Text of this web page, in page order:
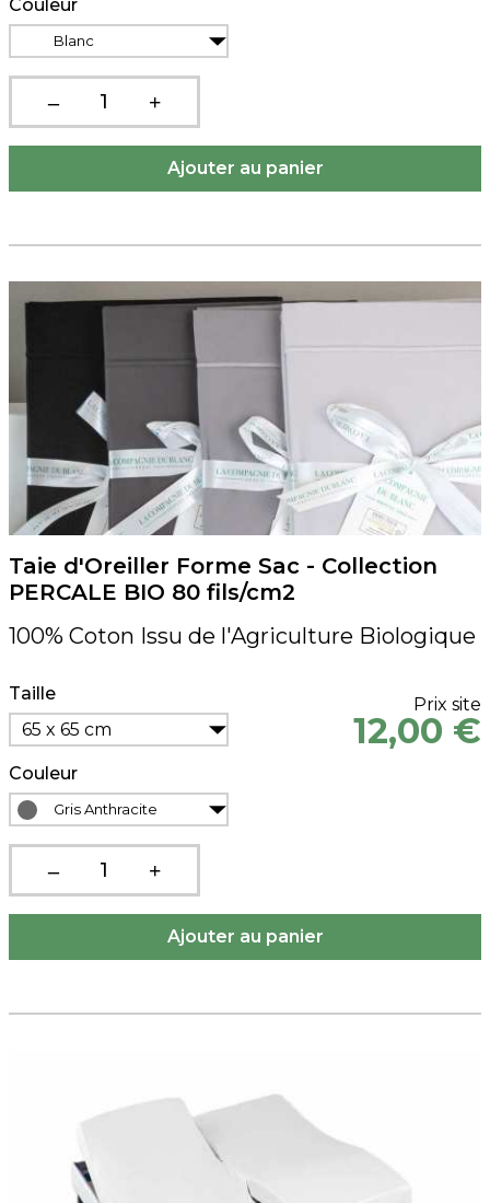
Couleur
Blanc
Taie d'Oreiller Forme Sac - Collection
PERCALE BIO 80 fils/cm2
100% Coton Issu de l'Agriculture Biologique
Taille
65 x 65 cm
Couleur
Gris Anthracite
Prix site
12,00 €